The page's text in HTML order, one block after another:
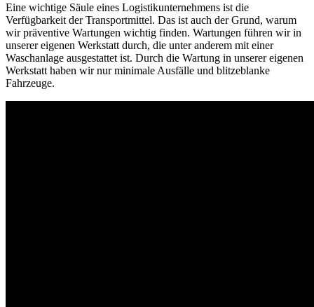
Eine wichtige Säule eines Logistikunternehmens ist die
Verfügbarkeit der Transportmittel. Das ist auch der Grund, warum
wir präventive Wartungen wichtig finden. Wartungen führen wir in
unserer eigenen Werkstatt durch, die unter anderem mit einer
Waschanlage ausgestattet ist. Durch die Wartung in unserer eigenen
Werkstatt haben wir nur minimale Ausfälle und blitzeblanke
Fahrzeuge.